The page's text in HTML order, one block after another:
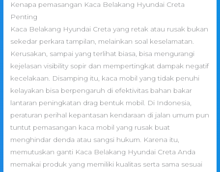
Kenapa pemasangan Kaca Belakang Hyundai Creta
Penting
Kaca Belakang Hyundai Creta yang retak atau rusak bukan
sekedar perkara tampilan, melainkan soal keselamatan.
Kerusakan, sampai yang terlihat biasa, bisa mengurangi
kejelasan visibility sopir dan mempertingkat dampak negatif
kecelakaan. Disamping itu, kaca mobil yang tidak penuhi
kelayakan bisa berpengaruh di efektivitas bahan bakar
lantaran peningkatan drag bentuk mobil. Di Indonesia,
peraturan perihal kepantasan kendaraan di jalan umum pun
tuntut pemasangan kaca mobil yang rusak buat
menghindar denda atau sangsi hukum. Karena itu,
memutuskan ganti Kaca Belakang Hyundai Creta Anda
memakai produk yang memiliki kualitas serta sama sesuai